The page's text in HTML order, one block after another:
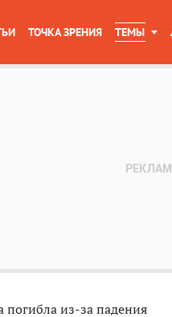
ТОЧКА ЗРЕНИЯ ТЕМЫ
погибла из-за падения